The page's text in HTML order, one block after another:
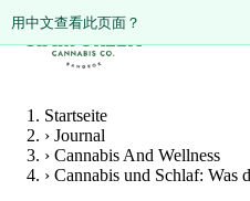
ดูหน้านี้เป็นภาษาไทย?
用中文查看此页面？
Startseite
› Journal
› Cannabis And Wellness
› Cannabis und Schlaf: Was